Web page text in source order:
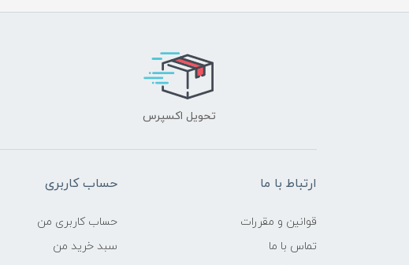
تحویل اکسپرس
ارتباط با ما
قوانین و مقررات
تماس با ما
حساب کاربری
حساب کاربری من
سبد خرید من